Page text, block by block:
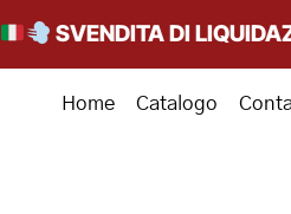
SVENDITA DI
Home Catalogo